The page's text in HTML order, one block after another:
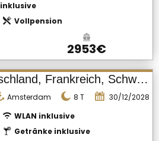
inklusive
Vollpension
2953€
Niederlande, Deutschland, Frankreich, Schweiz
Amsterdam 8 T
30/12/2028
WLAN inklusive
Getränke inklusive